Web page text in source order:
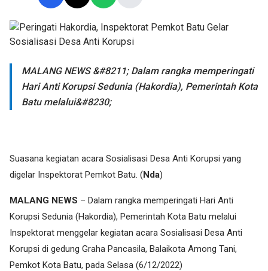
MALANG NEWS &#8211; Dalam rangka memperingati
Hari Anti Korupsi Sedunia (Hakordia), Pemerintah Kota
Batu melalui&#8230;
Suasana kegiatan acara Sosialisasi Desa Anti Korupsi yang
digelar Inspektorat Pemkot Batu. (Nda)
MALANG NEWS – Dalam rangka memperingati Hari Anti
Korupsi Sedunia (Hakordia), Pemerintah Kota Batu melalui
Inspektorat menggelar kegiatan acara Sosialisasi Desa Anti
Korupsi di gedung Graha Pancasila, Balaikota Among Tani,
Pemkot Kota Batu, pada Selasa (6/12/2022)